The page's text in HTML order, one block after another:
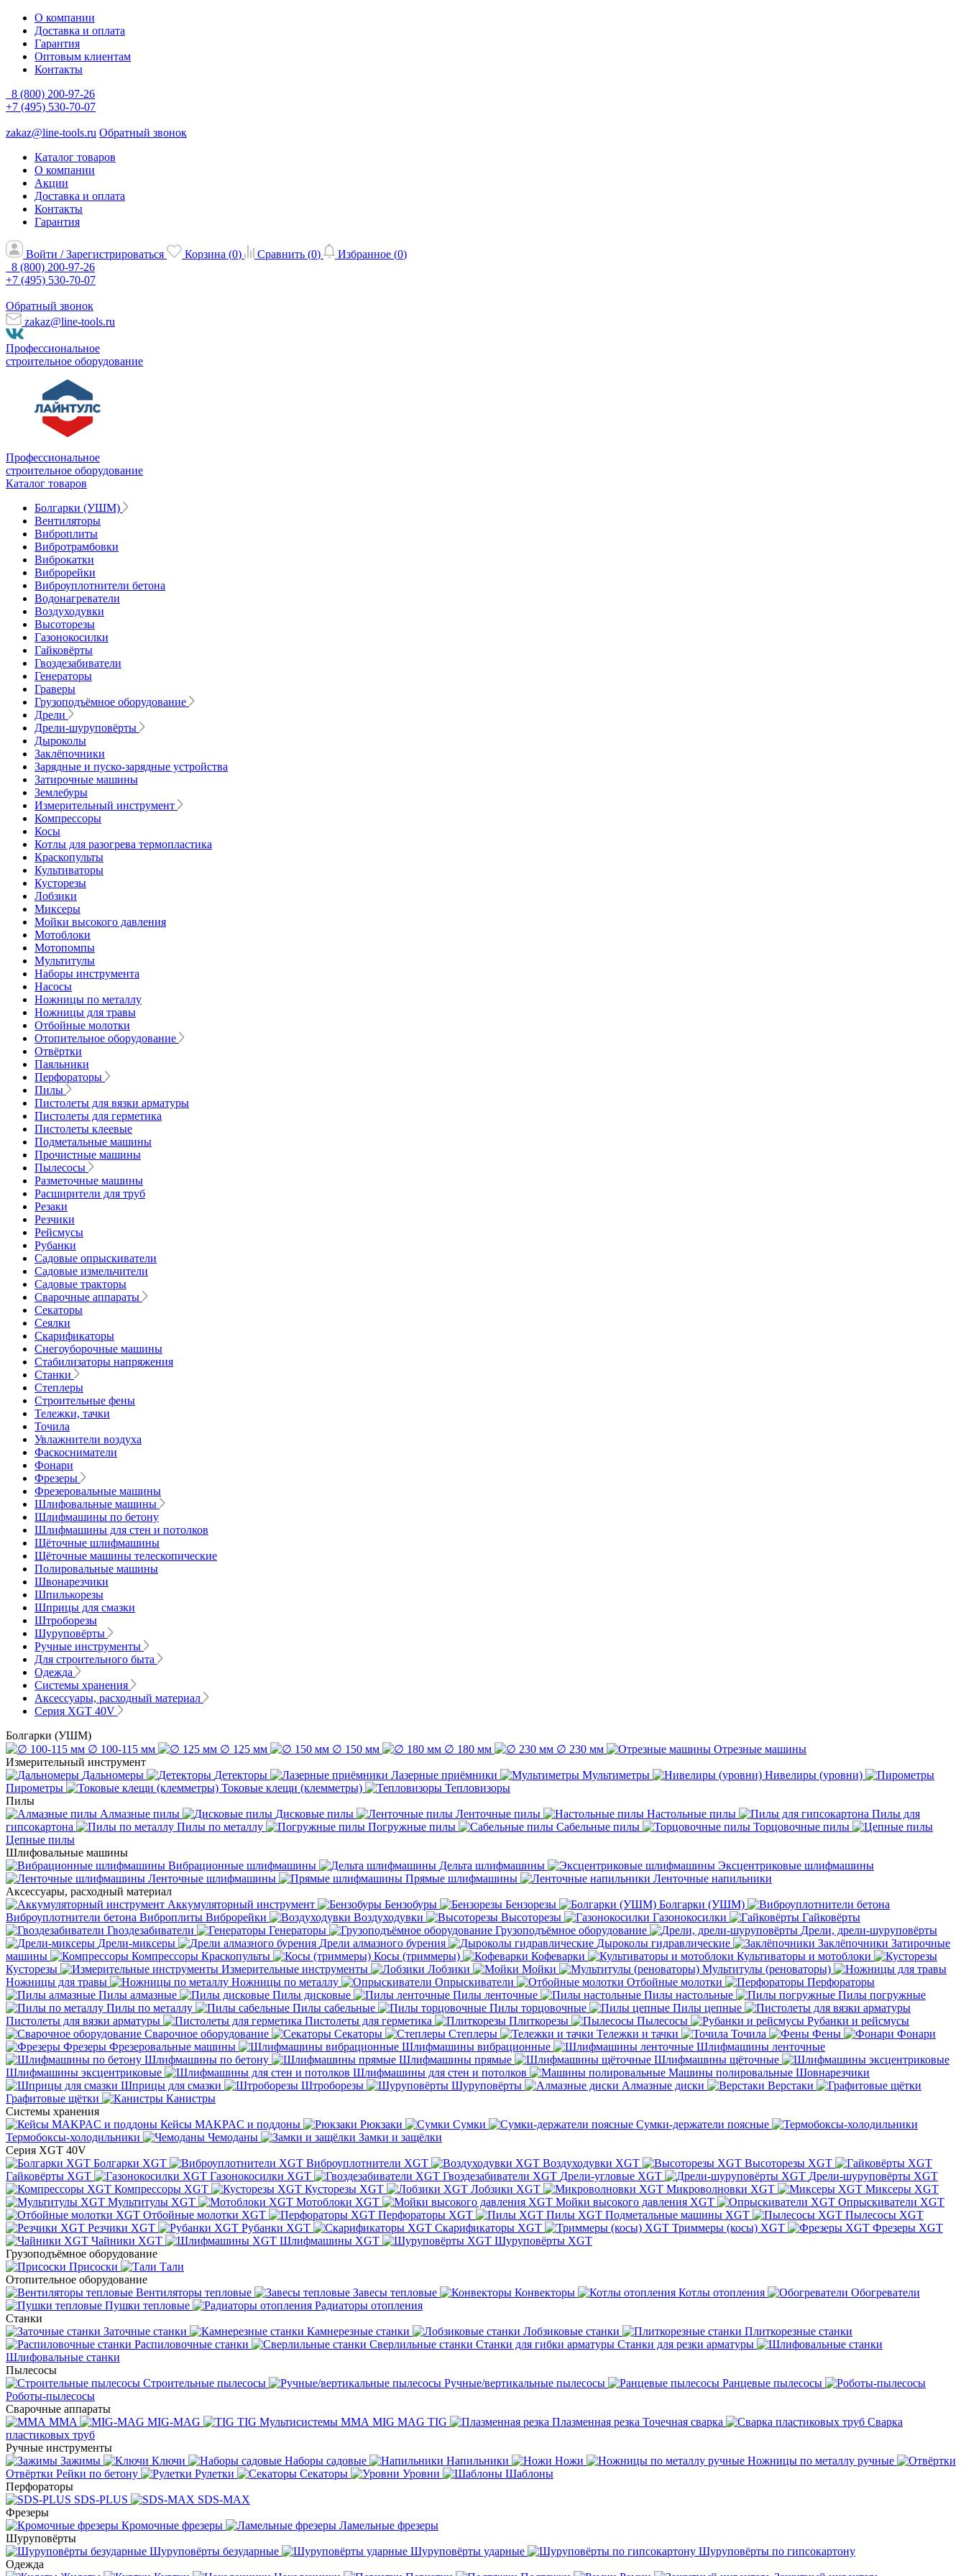
О компании
Доставка и оплата
Гарантия
Оптовым клиентам
Контакты
8 (800) 200-97-26
+7 (495) 530-70-07
zakaz@line-tools.ru Обратный звонок
Каталог товаров
О компании
Акции
Доставка и оплата
Контакты
Гарантия
Войти / Зарегистрироваться Корзина (0) Сравнить (0) Избранное (0)
8 (800) 200-97-26
+7 (495) 530-70-07
Обратный звонок
zakaz@line-tools.ru
Профессиональное
строительное оборудование
Профессиональное
строительное оборудование
Каталог товаров
Болгарки (УШМ)
Вентиляторы
Виброплиты
Вибротрамбовки
Виброкатки
Виброрейки
Виброуплотнители бетона
Водонагреватели
Воздуходувки
Высоторезы
Газонокосилки
Гайковёрты
Гвоздезабиватели
Генераторы
Граверы
Грузоподъёмное оборудование
Дрели
Дрели-шуруповёрты
Дыроколы
Заклёпочники
Зарядные и пуско-зарядные устройства
Затирочные машины
Землебуры
Измерительный инструмент
Компрессоры
Косы
Котлы для разогрева термопластика
Краскопульты
Культиваторы
Кусторезы
Лобзики
Миксеры
Мойки высокого давления
Мотоблоки
Мотопомпы
Мультитулы
Наборы инструмента
Насосы
Ножницы по металлу
Ножницы для травы
Отбойные молотки
Отопительное оборудование
Отвёртки
Паяльники
Перфораторы
Пилы
Пистолеты для вязки арматуры
Пистолеты для герметика
Пистолеты клеевые
Подметальные машины
Прочистные машины
Пылесосы
Разметочные машины
Расширители для труб
Резаки
Резчики
Рейсмусы
Рубанки
Садовые опрыскиватели
Садовые измельчители
Садовые тракторы
Сварочные аппараты
Секаторы
Сеялки
Скарификаторы
Снегоуборочные машины
Стабилизаторы напряжения
Станки
Степлеры
Строительные фены
Тележки, тачки
Точила
Увлажнители воздуха
Фаскосниматели
Фонари
Фрезеры
Фрезеровальные машины
Шлифовальные машины
Шлифмашины по бетону
Шлифмашины для стен и потолков
Щёточные шлифмашины
Щёточные машины телескопические
Полировальные машины
Швонарезчики
Шпилькорезы
Шприцы для смазки
Штроборезы
Шуруповёрты
Ручные инструменты
Для строительного быта
Одежда
Системы хранения
Аксессуары, расходный материал
Серия XGT 40V
Болгарки (УШМ)
∅ 100-115 мм
∅ 125 мм ∅ 150 мм ∅ 180 мм ∅ 230 мм
Отрезные машины
Измерительный инструмент
Дальномеры
Детекторы Лазерные приёмники Мультиметры
Нивелиры (уровни)
Пирометры
Токовые клещи (клемметры)
Тепловизоры
Пилы
Алмазные пилы
Дисковые пилы Ленточные пилы Настольные пилы
Пилы для
гипсокартона
Пилы по металлу Погружные пилы Сабельные пилы
Торцовочные пилы
Цепные пилы
Шлифовальные машины
Вибрационные шлифмашины
Дельта шлифмашины
Эксцентриковые шлифмашины
Ленточные шлифмашины
Прямые шлифмашины
Ленточные напильники
Аксессуары, расходный материал
Аккумуляторный инструмент
Бензобуры Бензорезы
Болгарки (УШМ)
Виброуплотнители бетона Виброплиты Виброрейки Воздуходувки Высоторезы Газонокосилки
Гайковёрты
Гвоздезабиватели
Генераторы Грузоподъёмное оборудование
Дрели, дрели-шуруповёрты
Дрели-миксеры
Дрели алмазного бурения Дыроколы гидравлические Заклёпочники Затирочные
машины
Компрессоры Краскопульты Косы (триммеры) Кофеварки
Культиваторы и мотоблоки
Кусторезы
Измерительные инструменты Лобзики Мойки
Мультитулы (реноваторы)
Ножницы для травы
Ножницы по металлу Опрыскиватели Отбойные молотки
Перфораторы
Пилы алмазные
Пилы дисковые Пилы ленточные Пилы настольные
Пилы погружные
Пилы по металлу
Пилы сабельные Пилы торцовочные
Пилы цепные
Пистолеты для вязки арматуры
Пистолеты для герметика Плиткорезы Пылесосы
Рубанки и рейсмусы
Сварочное оборудование
Секаторы Степлеры Тележки и тачки Точила Фены
Фонари
Фрезеры Фрезеровальные машины Шлифмашины вибрационные
Шлифмашины ленточные
Шлифмашины по бетону
Шлифмашины прямые
Шлифмашины щёточные
Шлифмашины эксцентриковые
Шлифмашины для стен и потолков Машины полировальные Шовнарезчики
Шприцы для смазки
Штроборезы Шуруповёрты Алмазные диски
Верстаки
Графитовые щётки
Канистры
Системы хранения
Кейсы MAKPAC и поддоны
Рюкзаки Сумки
Сумки-держатели поясные
Термобоксы-холодильники
Чемоданы
Замки и защёлки
Серия XGT 40V
Болгарки XGT
Виброуплотнители XGT Воздуходувки XGT
Высоторезы XGT
Гайковёрты XGT
Газонокосилки XGT Гвоздезабиватели XGT Дрели-угловые XGT
Дрели-шуруповёрты XGT
Компрессоры XGT
Кусторезы XGT Лобзики XGT Микроволновки XGT
Миксеры XGT
Мультитулы XGT
Мотоблоки XGT Мойки высокого давления XGT
Опрыскиватели XGT
Отбойные молотки XGT
Перфораторы XGT Пилы XGT Подметальные машины XGT
Пылесосы XGT
Резчики XGT
Рубанки XGT Скарификаторы XGT Триммеры (косы) XGT
Фрезеры XGT
Чайники XGT
Шлифмашины XGT
Шуруповёрты XGT
Грузоподъёмное оборудование
Присоски
Тали
Отопительное оборудование
Вентиляторы тепловые
Завесы тепловые Конвекторы Котлы отопления
Обогреватели
Пушки тепловые
Радиаторы отопления
Станки
Заточные станки
Камнерезные станки Лобзиковые станки
Плиткорезные станки
Распиловочные станки
Сверлильные станки Станки для гибки арматуры Станки для резки арматуры
Шлифовальные станки
Пылесосы
Строительные пылесосы
Ручные/вертикальные пылесосы
Ранцевые пылесосы
Роботы-пылесосы
Сварочные аппараты
MMA
MIG-MAG TIG Мультисистемы ММА MIG MAG TIG Плазменная резка Точечная сварка
Cварка
пластиковых труб
Ручные инструменты
Зажимы
Ключи Наборы садовые Напильники Ножи
Ножницы по металлу ручные
Отвёртки Рейки по бетону Рулетки Секаторы Уровни
Шаблоны
Перфораторы
SDS-PLUS
SDS-MAX
Фрезеры
Кромочные фрезеры
Ламельные фрезеры
Шуруповёрты
Шуруповёрты безударные
Шуруповёрты ударные
Шуруповёрты по гипсокартону
Одежда